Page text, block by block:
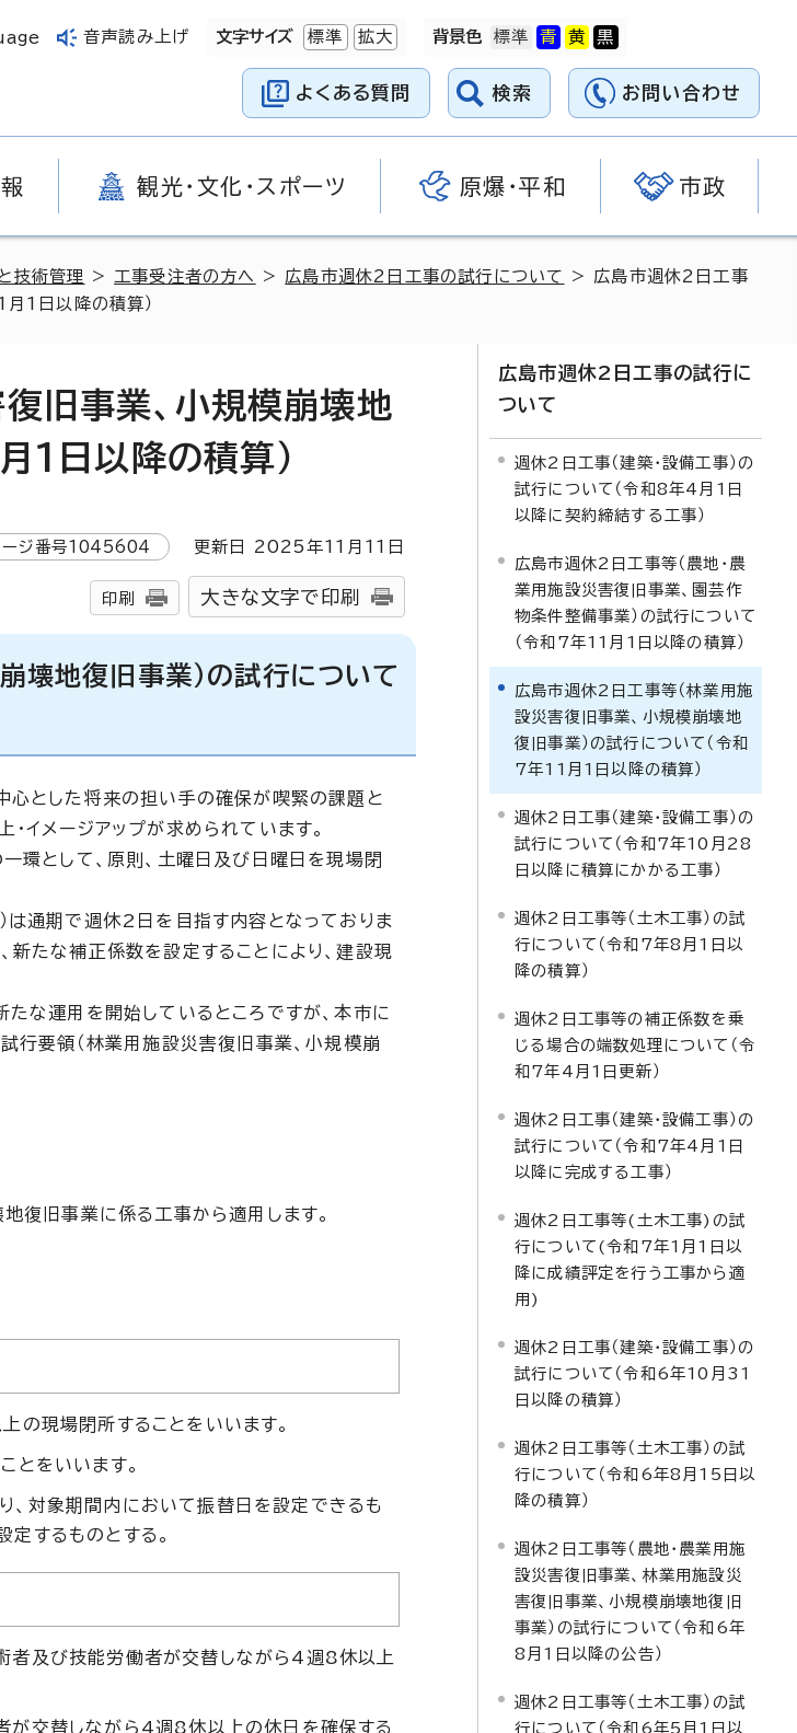
音声読み上げ 文字サイズ 標準 拡大 背景色
よくある質問 検索 お問い合わせ
観光・文化・スポーツ 原爆・平和 市政
技術管理 > 工事受注者の方へ > 広島市週休2日工事の試行について
> 広島市週休2日工事
1日以降の積算）
旧事業、小規模崩壊地
1日以降の積算）
ジ番号1045604 更新日 2025 年11 月 11 日
印刷 大きな文字で印刷
壊地復旧事業）の試行について
心とした将来の担い手の確保が喫緊の課題と
イメージアップが求められています。
環として、原則、土曜日及び日曜日を現場閉
は通期で週休2日を目指す内容となっておりま
たな補正係数を設定することにより、建設現
な運用を開始しているところですが、本市に
行要領（林業用施設災害復旧事業、小規模崩
復旧事業に係る工事から適用します。
の現場閉所することをいいます。
とをいいます。
、対象期間内において振替日を設定できるも
するものとする。
者及び技能労働者が交替しながら4週8休以上
が交替しながら4週8休以上の休日を確保する
広島市週休2日工事の試行に
ついて
週休2日工事（建築・設備工事）の
試行について（令和8年4月1日
以降に契約締結する工事）
広島市週休2日工事等（農地・農
業用施設災害復旧事業、園芸作
物条件整備事業）の試行について
（令和7年11月1日以降の積算）
広島市週休2日工事等（林業用施
設災害復旧事業、小規模崩壊地
復旧事業）の試行について（令和
7年11月1日以降の積算）
週休2日工事（建築・設備工事）の
試行について（令和7年10月28
日以降に積算にかかる工事）
週休2日工事等（土木工事）の試
行について（令和7年8月1日以
降の積算）
週休2日工事等の補正係数を乗
じる場合の端数処理について（令
和7年4月1日更新）
週休2日工事（建築・設備工事）の
試行について（令和7年4月1日
以降に完成する工事）
週休2日工事等(土木工事)の試
行について(令和7年1月1日以
降に成績評定を行う工事から適
用)
週休2日工事（建築・設備工事）の
試行について（令和6年10月31
日以降の積算）
週休2日工事等（土木工事）の試
行について（令和6年8月15日以
降の積算）
週休2日工事等（農地・農業用施
設災害復旧事業、林業用施設災
害復旧事業、小規模崩壊地復旧
事業）の試行について（令和6年
8月1日以降の公告）
週休2日工事等（土木工事）の試
行について（令和6年5月1日以